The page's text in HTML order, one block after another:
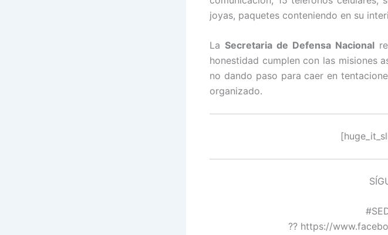
joyas, paquetes conteniendo en su
LaSecretaria de Defensa Nacional
honestidad cumplen con las misiones
no dando paso para caer en
organizado.
?? https://